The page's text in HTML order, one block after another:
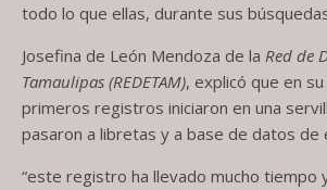
todo lo que ellas, durante sus
Josefina de León Mendoza de la Red de
Tamaulipas (REDETAM), explicó que en
primeros registros iniciaron en una
pasaron a libretas y a base de datos de
“este registro ha llevado mucho tiempo